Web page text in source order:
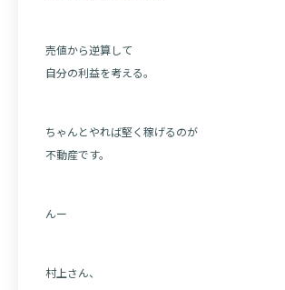
売値から逆算して
自分の利益を考える。
ちゃんとやれば堅く稼げるのが
不動産です。
んー
村上さん、